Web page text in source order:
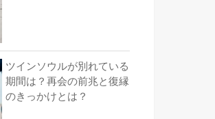
ツインソウルが別れている
期間は？再会の前兆と復縁
のきっかけとは？